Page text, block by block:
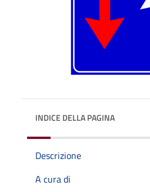
INDICE DELLA PAGINA
Descrizione
A cura di